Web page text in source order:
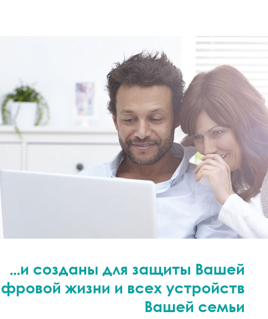
…и созданы для защиты Вашей
жизни и всех устройств
Вашей семьи